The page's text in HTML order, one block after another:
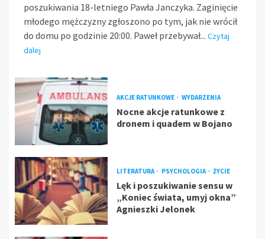
poszukiwania 18-letniego Pawła Janczyka. Zaginięcie
młodego mężczyzny zgłoszono po tym, jak nie wrócił
do domu po godzinie 20:00. Paweł przebywał... Czytaj
dalej
AKCJE RATUNKOWE WYDARZENIA
Nocne akcje ratunkowe z
dronem i quadem w Bojano
LITERATURA PSYCHOLOGIA ŻYCIE
Lęk i poszukiwanie sensu w
„Koniec świata, umyj okna”
Agnieszki Jelonek